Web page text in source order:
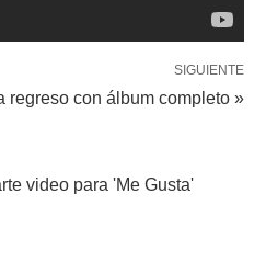
SIGUIENTE
regreso con álbum completo »
video para 'Me Gusta'